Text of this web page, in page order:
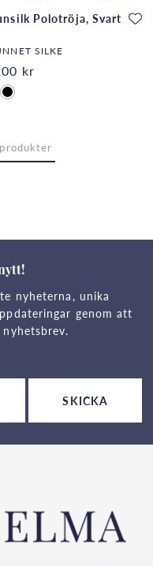
Polotröja, Svart
SILKE
kr
nyheterna, unika
genom att
SKICKA